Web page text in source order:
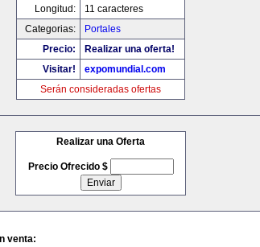
Longitud:
11 caracteres
Categorias:
Portales
Precio:
Realizar una oferta!
Visitar!
expomundial.com
Serán consideradas ofertas
Realizar una Oferta
Precio Ofrecido $
venta: